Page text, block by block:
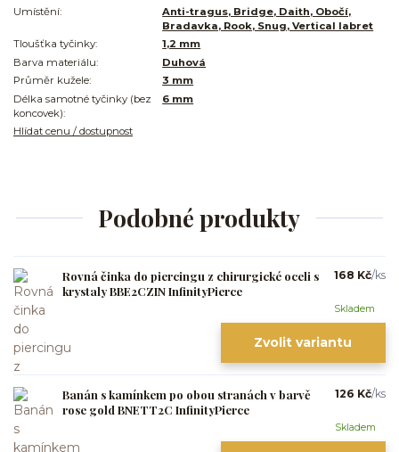
Umístění:
Anti-tragus, Bridge, Daith, Obočí,
Bradavka, Rook, Snug, Vertical labret
Tloušťka tyčinky:
1,2 mm
Barva materiálu:
Duhová
Průměr kužele:
3 mm
Délka samotné tyčinky (bez
koncovek):
6 mm
Hlídat cenu / dostupnost
Podobné produkty
Rovná činka do piercingu z chirurgické oceli s
krystaly BBE2CZIN InfinityPierce
168 Kč/ks
Skladem
Zvolit variantu
Banán s kamínkem po obou stranách v barvě
rose gold BNETT2C InfinityPierce
126 Kč/ks
Skladem